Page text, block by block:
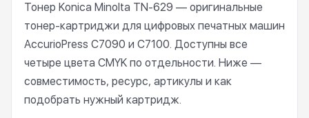
Тонер Konica Minolta TN-629 — оригинальные
тонер-картриджи для цифровых печатных машин
AccurioPress C7090 и C7100. Доступны все
четыре цвета CMYK по отдельности. Ниже —
совместимость, ресурс, артикулы и как
подобрать нужный картридж.